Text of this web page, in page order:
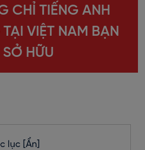
CHỈ TIẾNG ANH
VIỆT NAM BẠN
SỞ HỮU
lục [Ẩn]